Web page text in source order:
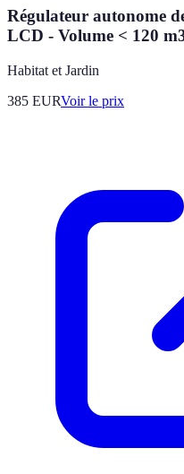
Régulateur autonome
LCD - Volume < 120
Habitat et Jardin
385 EURVoir le prix